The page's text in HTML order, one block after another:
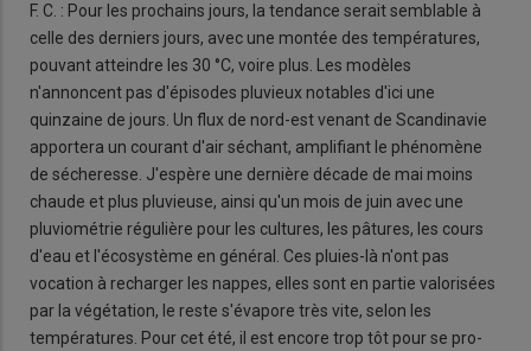
F. C. : Pour les prochains jours, la tendance serait semblable à
celle des derniers jours, avec une montée des températures,
pouvant atteindre les 30 °C, voire plus. Les modèles
n'annoncent pas d'épisodes pluvieux notables d'ici une
quinzaine de jours. Un flux de nord-est venant de Scandinavie
apportera un courant d'air séchant, amplifiant le phénomène
de sécheresse. J'espère une dernière décade de mai moins
chaude et plus pluvieuse, ainsi qu'un mois de juin avec une
pluviométrie régulière pour les cultures, les pâtures, les cours
d'eau et l'écosystème en général. Ces pluies-là n'ont pas
vocation à recharger les nappes, elles sont en partie valorisées
par la végétation, le reste s'évapore très vite, selon les
températures. Pour cet été, il est encore trop tôt pour se pro-